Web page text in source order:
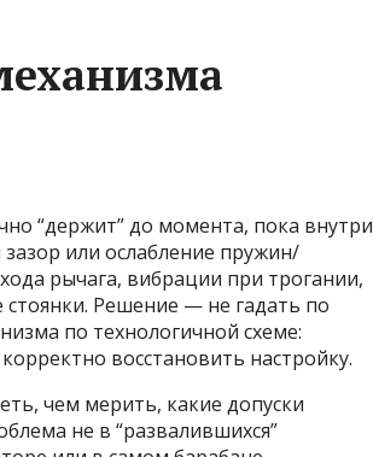
“держит” до момента, пока внутри
или ослабление пружин/
рычага, вибрации при трогании,
стоянки. Решение — не гадать по
по технологичной схеме:
восстановить настройку.
чем мерить, какие допуски
не в “развалившихся”